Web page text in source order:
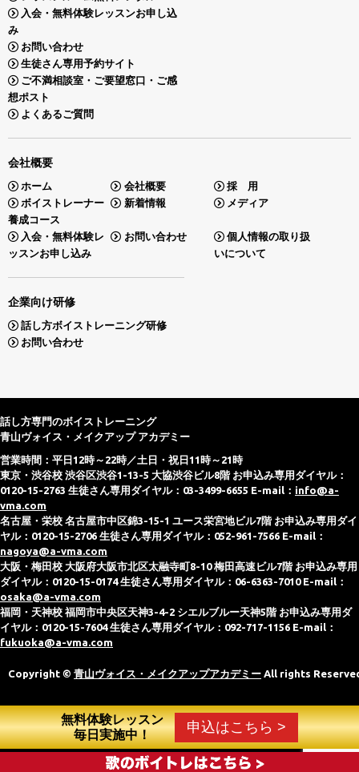
無料体験レッスン
毎日実施中！
申込はこちら >
入会・無料体験レッスンお申し込
み
お問い合わせ
生徒さん専用予約サイト
ご不満相談室・ご要望窓口・ご感
想ポスト
よくあるご質問
会社概要
ホーム 会社概要
採 用
ボイストレーナー
養成コース
新着情報 メディア
入会・無料体験レ
ッスンお申し込み
お問い合わせ
個人情報の取り扱
いについて
企業向け研修
話し方ボイストレーニング研修
お問い合わせ
話し方専門のボイストレーニング
青山ヴォイス・メイクアップ アカデミー
営業時間：平日12時～22時／土日・祝日11時～21時
東京・渋谷校 渋谷区渋谷1-13-5 大協渋谷ビル8階 お申込み専用ダイヤル：
0120-15-2763 生徒さん専用ダイヤル：03-3499-6655 E-mail： info@a-
vma.com
名古屋・栄校 名古屋市中区錦3-15-1 ユース栄宮地ビル7階 お申込み専用ダイ
ヤル：0120-15-2706 生徒さん専用ダイヤル：052-961-7566 E-mail：
nagoya@a-vma.com
大阪・梅田校 大阪府大阪市北区太融寺町8-10 梅田高速ビル7階 お申込み専用
ダイヤル：0120-15-0174 生徒さん専用ダイヤル：06-6363-7010 E-mail：
osaka@a-vma.com
福岡・天神校 福岡市中央区天神3-4-2 シエルブルー天神5階 お申込み専用ダ
イヤル：0120-15-7604 生徒さん専用ダイヤル：092-717-1156 E-mail：
fukuoka@a-vma.com
Copyright © 青山ヴォイス・メイクアップアカデミー All rights